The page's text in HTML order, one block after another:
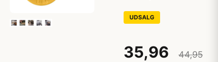
UDSALG
35,96
44,95